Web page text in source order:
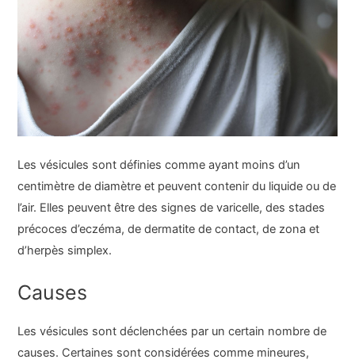
Les vésicules sont définies comme ayant moins d’un
centimètre de diamètre et peuvent contenir du liquide ou de
l’air. Elles peuvent être des signes de varicelle, des stades
précoces d’eczéma, de dermatite de contact, de zona et
d’herpès simplex.
Causes
Les vésicules sont déclenchées par un certain nombre de
causes. Certaines sont considérées comme mineures,